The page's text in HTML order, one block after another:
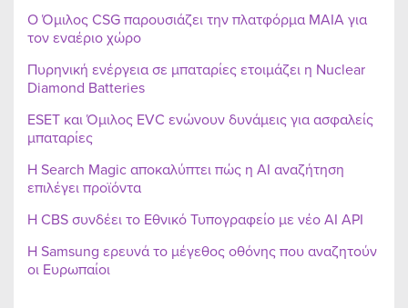
Ο Όμιλος CSG παρουσιάζει την πλατφόρμα MAIA για
τον εναέριο χώρο
Πυρηνική ενέργεια σε μπαταρίες ετοιμάζει η Nuclear
Diamond Batteries
ESET και Όμιλος EVC ενώνουν δυνάμεις για ασφαλείς
μπαταρίες
Η Search Magic αποκαλύπτει πώς η AI αναζήτηση
επιλέγει προϊόντα
Η CBS συνδέει το Εθνικό Τυπογραφείο με νέο AI API
Η Samsung ερευνά το μέγεθος οθόνης που αναζητούν
οι Ευρωπαίοι